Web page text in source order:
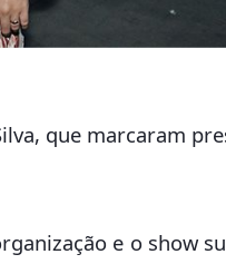
que marcaram
e o show